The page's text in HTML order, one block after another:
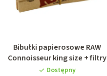
Bibułki papierosowe RAW
Connoisseur king size + filtry
Dostępny